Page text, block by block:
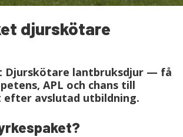
djurskötare
Djurskötare lantbruksdjur — få
APL och chans till
avslutad utbildning.